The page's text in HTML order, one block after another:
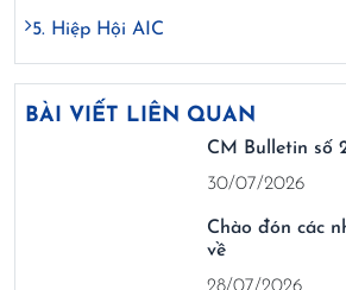
5. Hiệp Hội AIC
BÀI VIẾT LIÊN QUAN
CM Bulletin số
30/07/2026
Chào đón các
về